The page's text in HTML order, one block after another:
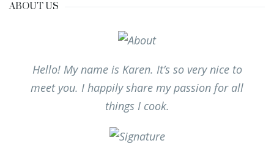
ABOUT US
Hello! My name is Karen. It’s so very nice to
meet you. I happily share my passion for all
things I cook.